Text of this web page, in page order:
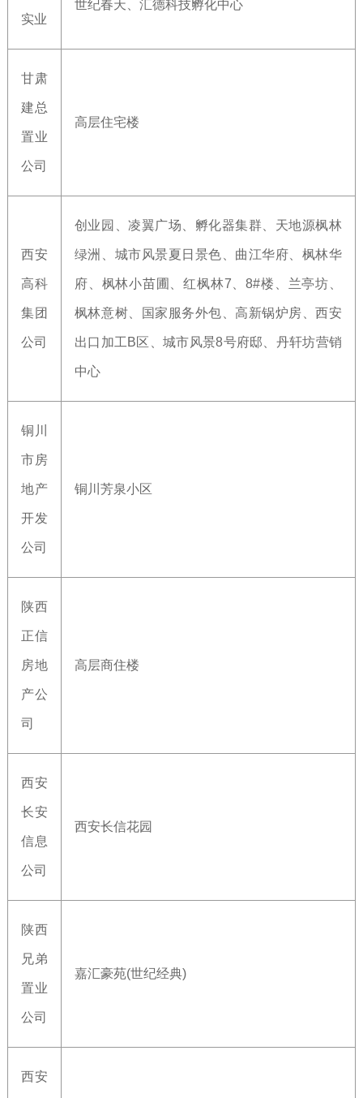
实业
世纪春天、汇德科技孵化中心
甘肃
建总
置业
公司
高层住宅楼
西安
高科
集团
公司
创业园、凌翼广场、孵化器集群、天地源枫林
绿洲、城市风景夏日景色、曲江华府、枫林华
府、枫林小苗圃、红枫林7、8#楼、兰亭坊、
枫林意树、国家服务外包、高新锅炉房、西安
出口加工B区、城市风景8号府邸、丹轩坊营销
中心
铜川
市房
地产
开发
公司
铜川芳泉小区
陕西
正信
房地
产公
司
高层商住楼
西安
长安
信息
公司
西安长信花园
陕西
兄弟
置业
公司
嘉汇豪苑(世纪经典)
西安